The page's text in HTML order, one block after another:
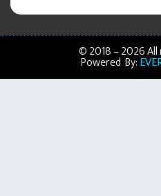
© 2018 – 2026
Powered By: